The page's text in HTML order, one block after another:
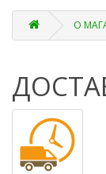
О